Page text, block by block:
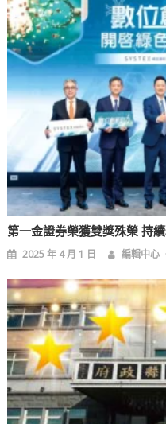
第一金證券榮獲雙獎殊榮 持
2025 年 4 月 1 日 編輯中心